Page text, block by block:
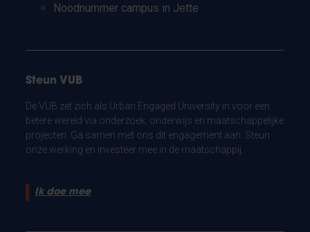
Noodnummer campus in Jette
Steun VUB
De VUB zet zich als Urban Engaged University in voor een
betere wereld via onderzoek, onderwijs en maatschappelijke
projecten. Ga samen met ons dit engagement aan. Steun
onze werking en investeer mee in de maatschappij.
Ik doe mee